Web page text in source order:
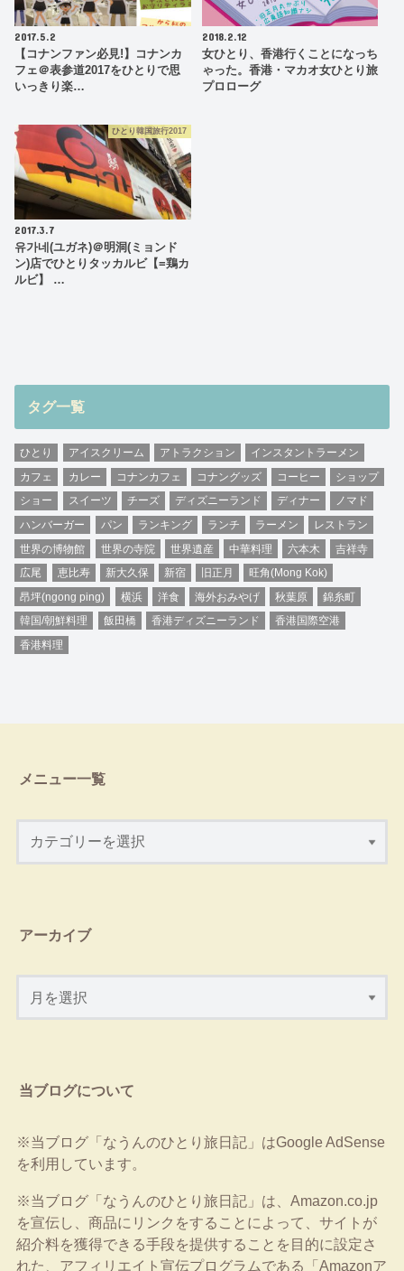
2017.5.2
【コナンファン必見!】コナンカ
フェ＠表参道2017をひとりで思
いっきり楽…
2018.2.12
女ひとり、香港行くことになっち
ゃった。香港・マカオ女ひとり旅
プロローグ
ひとり韓国旅行2017
2017.3.7
유가네(ユガネ)＠明洞(ミョンド
ン)店でひとりタッカルビ【=鶏カ
ルビ】 …
タグ一覧
ひとり アイスクリーム アトラクション
インスタントラーメン
カフェ
カレー コナンカフェ コナングッズ コーヒー
ショップ
ショー
スイーツ チーズ ディズニーランド ディナー
ノマド
ハンバーガー
パン ランキング ランチ ラーメン
レストラン
世界の博物館
世界の寺院 世界遺産 中華料理 六本木
吉祥寺
広尾
恵比寿 新大久保 新宿 旧正月
旺角(Mong Kok)
昂坪(ngong ping)
横浜 洋食 海外おみやげ 秋葉原
錦糸町
韓国/朝鮮料理
飯田橋 香港ディズニーランド
香港国際空港
香港料理
メニュー一覧
アーカイブ
当ブログについて
※当ブログ「なうんのひとり旅日記」はGoogle AdSense
を利用しています。
※当ブログ「なうんのひとり旅日記」は、Amazon.co.jp
を宣伝し、商品にリンクをすることによって、サイトが
紹介料を獲得できる手段を提供することを目的に設定さ
れた、アフィリエイト宣伝プログラムである「Amazonア